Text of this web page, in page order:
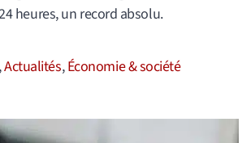
heures, un record absolu.
,Actualités,Économie & société